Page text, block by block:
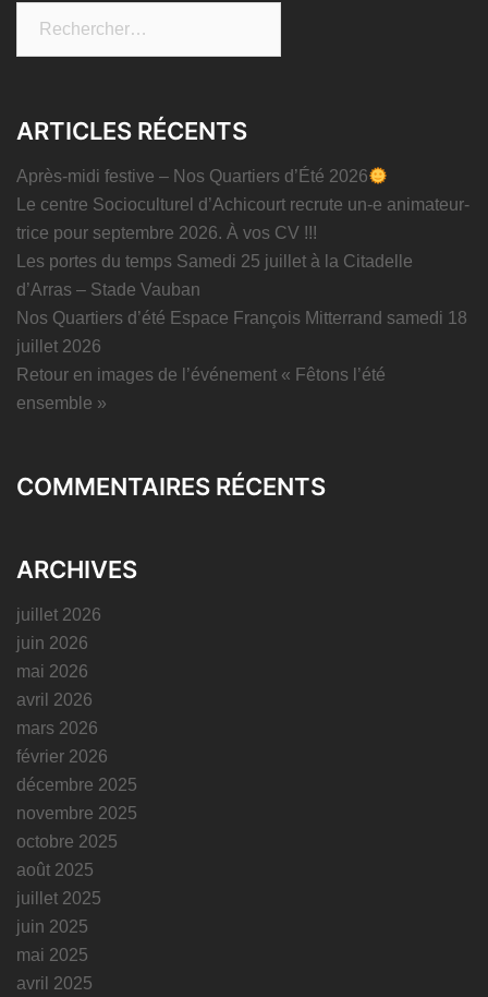
ARTICLES RÉCENTS
Après-midi festive – Nos Quartiers d’Été 2026
Le centre Socioculturel d’Achicourt recrute un-e animateur-
trice pour septembre 2026. À vos CV !!!
Les portes du temps Samedi 25 juillet à la Citadelle
d’Arras – Stade Vauban
Nos Quartiers d’été Espace François Mitterrand samedi 18
juillet 2026
Retour en images de l’événement « Fêtons l’été
ensemble »
COMMENTAIRES RÉCENTS
ARCHIVES
juillet 2026
juin 2026
mai 2026
avril 2026
mars 2026
février 2026
décembre 2025
novembre 2025
octobre 2025
août 2025
juillet 2025
juin 2025
mai 2025
avril 2025